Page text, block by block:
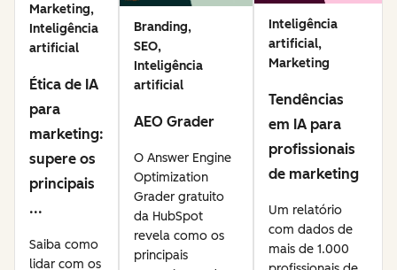
Marketing,
Inteligência
artificial
Ética de IA
para
marketing:
supere os
principais
...
Saiba como
lidar com os
Branding,
SEO,
Inteligência
artificial
AEO Grader
O Answer Engine
Optimization
Grader gratuito
da HubSpot
revela como os
principais
Inteligência
artificial,
Marketing
Tendências
em IA para
profissionais
de marketing
Um relatório
com dados de
mais de 1.000